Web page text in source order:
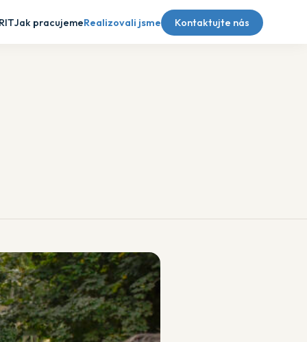
Jak pracujemeRealizovali jsme Kontaktujte nás